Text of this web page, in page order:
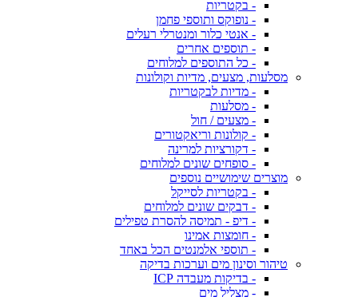
- בקטריות
- נופוקס ותוספי פחמן
- אנטי כלור ומנטרלי רעלים
- תוספים אחרים
- כל התוספים למלוחים
מסלעות, מצעים, מדיות וקולונות
- מדיות לבקטריות
- מסלעות
- מצעים / חול
- קולונות וריאקטורים
- דקורציות למרינה
- סופחים שונים למלוחים
מוצרים שימושיים נוספים
- בקטריות לסייקל
- דבקים שונים למלוחים
- דיפ - תמיסה להסרת טפילים
- חומצות אמינו
- תוספי אלמנטים הכל באחד
טיהור וסינון מים וערכות בדיקה
- בדיקות מעבדה ICP
- מצליל מים